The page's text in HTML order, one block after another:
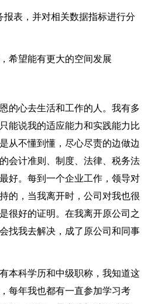
表，并对相关数据指标进行分
望能有更大的空间发展
心去生活和工作的人。我有多
能说我的适应能力和实践能力比
从不懂到懂，尽心尽责的边做边
会计准则、制度、法律、税务法
好。每到一个企业工作，领导对
的，当我离开时，公司对我也很
很好的证明。在我离开原公司之
找我去解决，成了原公司和同事
科学历和中级职称，我知道这
每年我也都有一直参加学习考